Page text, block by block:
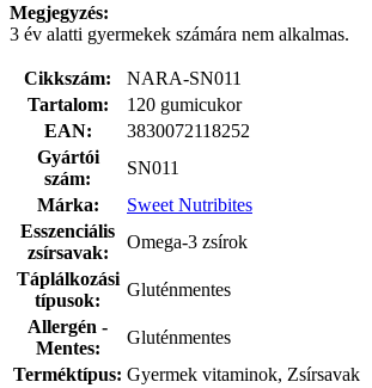
Megjegyzés:
3 év alatti gyermekek számára nem alkalmas.
Cikkszám:
NARA-SN011
Tartalom:
120 gumicukor
EAN:
3830072118252
Gyártói
szám:
SN011
Márka:
Sweet Nutribites
Esszenciális
zsírsavak:
Omega-3 zsírok
Táplálkozási
típusok:
Gluténmentes
Allergén -
Mentes:
Gluténmentes
Terméktípus: Gyermek vitaminok, Zsírsavak